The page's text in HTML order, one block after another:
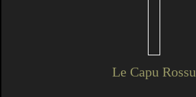
Le Capu Rossu